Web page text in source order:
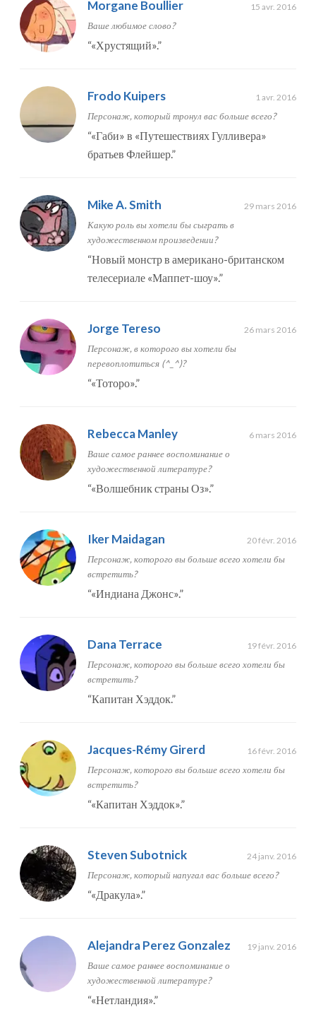
Morgane Boullier 15 avr. 2016
Ваше любимое слово?
“«Хрустящий».”
Frodo Kuipers 1 avr. 2016
Персонаж, который тронул вас больше всего?
“«Габи» в «Путешествиях Гулливера»
братьев Флейшер.”
Mike A. Smith 29 mars 2016
Какую роль вы хотели бы сыграть в
художественном произведении?
“Новый монстр в американо-британском
телесериале «Маппет-шоу».”
Jorge Tereso 26 mars 2016
Персонаж, в которого вы хотели бы
перевоплотиться (^_^)?
“«Тоторо».”
Rebecca Manley 6 mars 2016
Ваше самое раннее воспоминание о
художественной литературе?
“«Волшебник страны Оз».”
Iker Maidagan 20 févr. 2016
Персонаж, которого вы больше всего хотели бы
встретить?
“«Индиана Джонс».”
Dana Terrace 19 févr. 2016
Персонаж, которого вы больше всего хотели бы
встретить?
“Капитан Хэддок.”
Jacques-Rémy Girerd 16 févr. 2016
Персонаж, которого вы больше всего хотели бы
встретить?
“«Капитан Хэддок».”
Steven Subotnick 24 janv. 2016
Персонаж, который напугал вас больше всего?
“«Дракула».”
Alejandra Perez Gonzalez 19 janv. 2016
Ваше самое раннее воспоминание о
художественной литературе?
“«Нетландия».”